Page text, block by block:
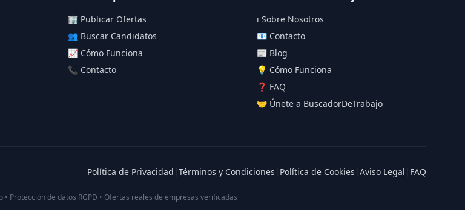
🏢 Publicar Ofertas
👥 Buscar Candidatos
📈 Cómo Funciona
📞 Contacto
ℹ️ Sobre Nosotros
📧 Contacto
📰 Blog
💡 Cómo Funciona
❓ FAQ
🤝 Únete a BuscadorDeTrabajo
Política de Privacidad | Términos y Condiciones | Política de Cookies | Aviso Legal | FAQ
Protección de datos RGPD • Ofertas reales de empresas verificadas